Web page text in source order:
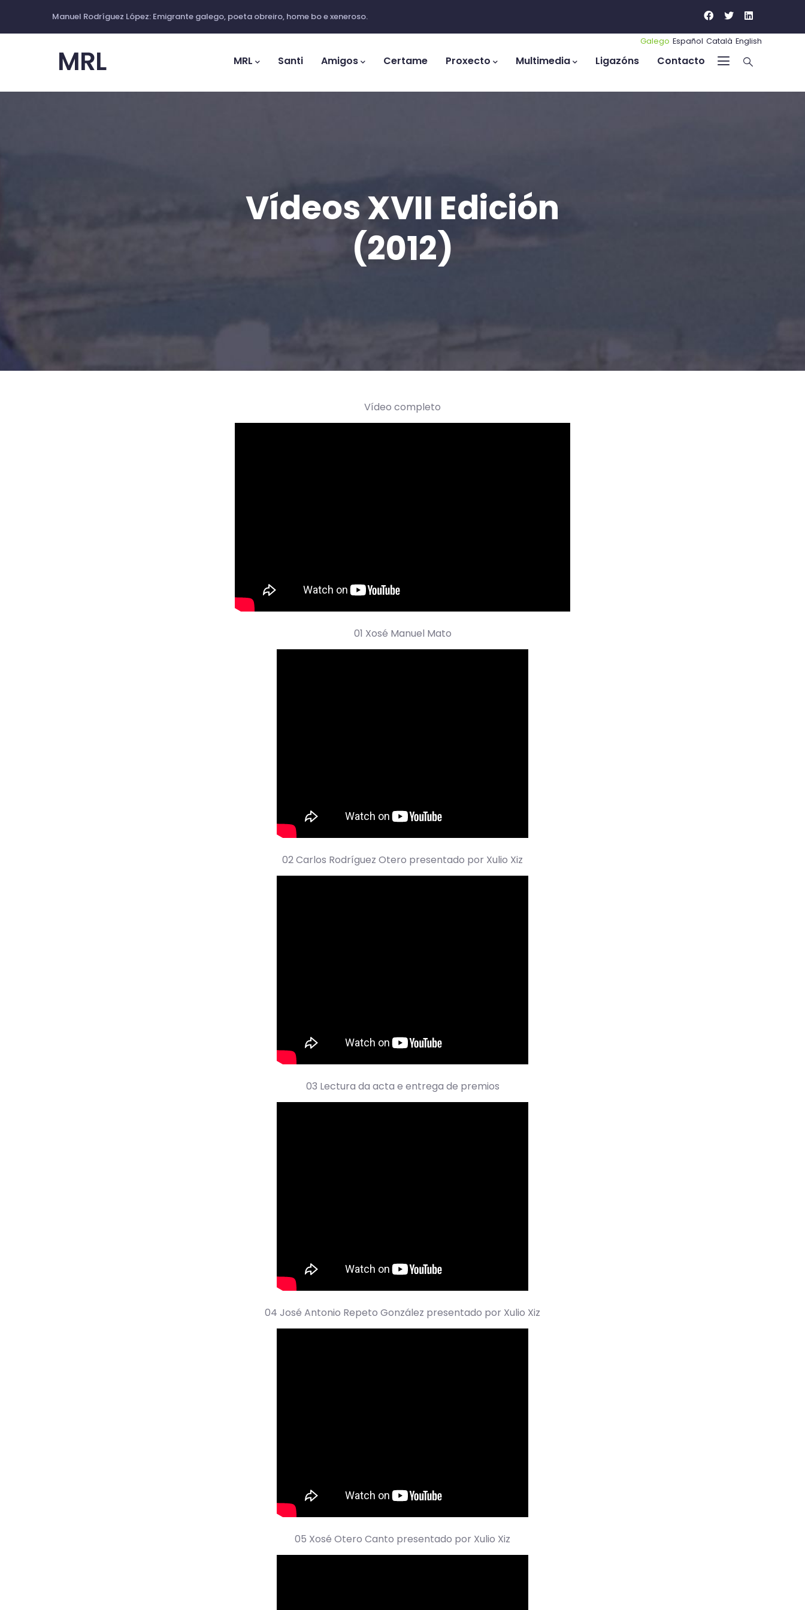
Manuel Rodríguez López: Emigrante galego, poeta obreiro, home bo e xeneroso.
Galego Español Català English
Navigation
MRL Santi Amigos Certame Proxecto Multimedia Ligazóns Contacto
Vídeos XVII Edición
(2012)
Vídeo completo
01 Xosé Manuel Mato
02 Carlos Rodríguez Otero presentado por Xulio Xiz
03 Lectura da acta e entrega de premios
04 José Antonio Repeto González presentado por Xulio Xiz
05 Xosé Otero Canto presentado por Xulio Xiz